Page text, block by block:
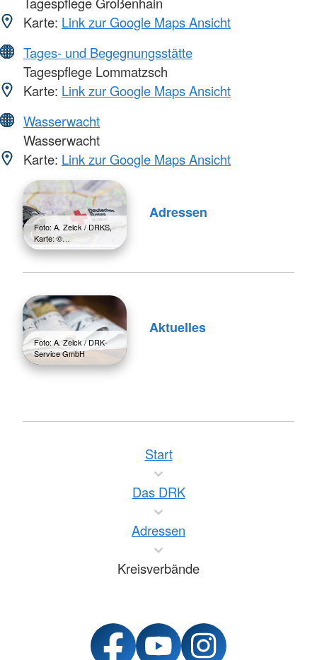
Karte: Link zur Google Maps Ansicht
Tages- und Begegnungsstätte
Tagespflege Lommatzsch
Karte: Link zur Google Maps Ansicht
Wasserwacht
Wasserwacht
Karte: Link zur Google Maps Ansicht
Foto: A. Zelck / DRKS,
Karte: ©…
Adressen
Foto: A. Zelck / DRK-
Service GmbH
Aktuelles
Start
Das DRK
Adressen
Kreisverbände